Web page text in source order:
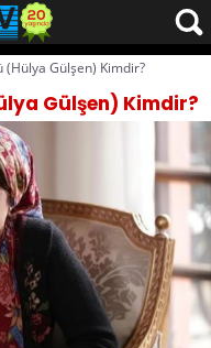
(Hülya Gülşen) Kimdir?
Gülşen) Kimdir?